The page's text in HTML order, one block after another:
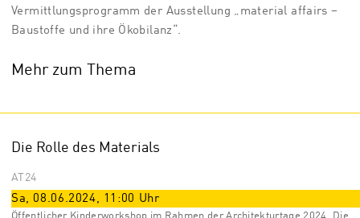
Vermittlungsprogramm der Ausstellung „material affairs –
Baustoffe und ihre Ökobilanz“.
Mehr zum Thema
Die Rolle des Materials
AT24
Sa, 08.06.2024, 11:00 Uhr
Öffentlicher Kinderworkshop im Rahmen der Architekturtage 2024. Die